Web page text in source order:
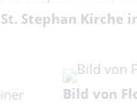
Stephan Kirche
Bild von